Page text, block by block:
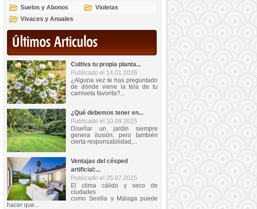
temas
Suelos y Abonos
Violetas
Vivaces y Anuales
Últimos Articulos
Cultiva tu propia planta...
Publicado el 14.01.2026
¿Alguna vez te has preguntado
de dónde viene la tela de tu
camiseta favorita?...
¿Qué debemos tener en...
Publicado el 10.09.2025
Diseñar un jardín siempre
genera ilusión, pero también
cierta responsabilidad,...
Ventajas del césped
artificial:...
Publicado el 25.07.2025
El clima cálido y seco de
ciudades
como Sevilla y Málaga puede
hacer que...